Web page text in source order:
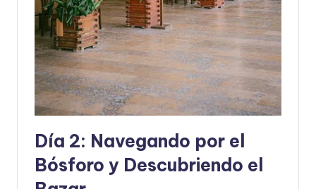
Día 2: Navegando por el
Bósforo y Descubriendo el